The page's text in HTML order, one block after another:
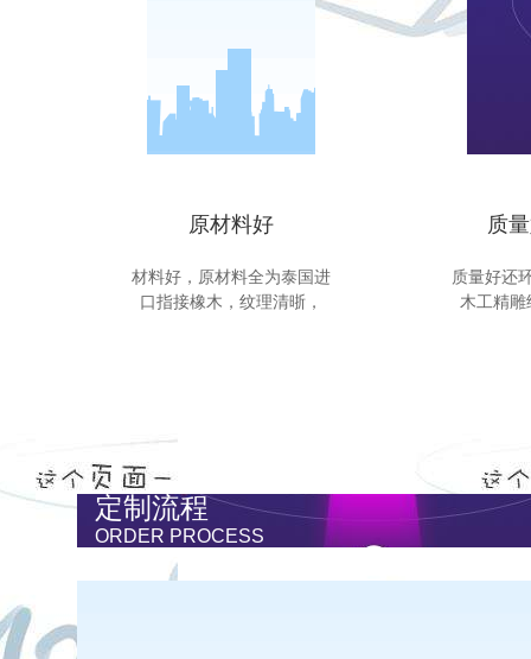
原材料好
材料好，原材料全为泰国进
口指接橡木，纹理清晣，
质
质量好还
木工精
定制流程
ORDER PROCESS